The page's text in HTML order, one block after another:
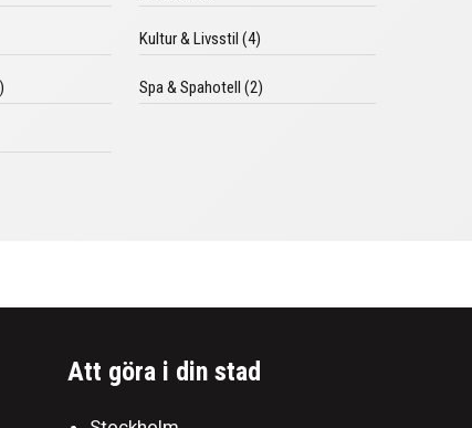
Kultur & Livsstil (4)
Spa & Spahotell (2)
Att göra i din stad